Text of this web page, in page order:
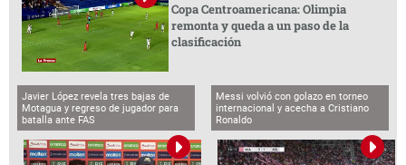
Copa Centroamericana: Olimpia
remonta y queda a un paso de la
clasificación
Javier López revela tres bajas de
Motagua y regreso de jugador para
batalla ante FAS
Messi volvió con golazo en torneo
internacional y acecha a Cristiano
Ronaldo